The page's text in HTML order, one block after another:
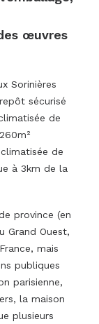
œuvres
Sorinières
sécurisé
de
de
à 3km de la
province (en
Grand Ouest,
mais
publiques
parisienne,
la maison
plusieurs